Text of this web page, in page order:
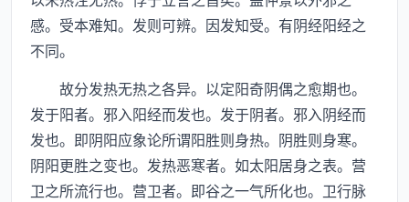
感。受本难知。发则可辨。因发知受。有阴经阳经之
不同。
故分发热无热之各异。以定阳奇阴偶之愈期也。
发于阳者。邪入阳经而发也。发于阴者。邪入阴经而
发也。即阴阳应象论所谓阳胜则身热。阴胜则身寒。
阴阳更胜之变也。发热恶寒者。如太阳居身之表。营
卫之所流行也。营卫者。即谷之一气所化也。卫行脉